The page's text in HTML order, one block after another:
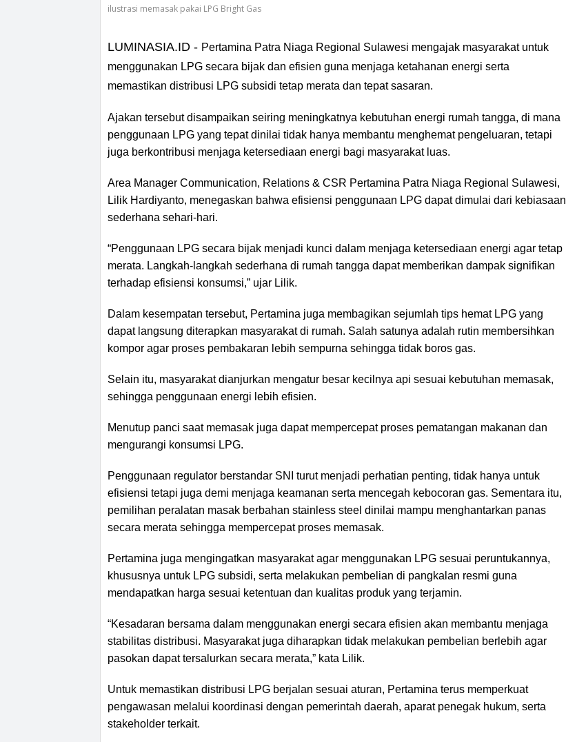
ilustrasi memasak pakai LPG Bright Gas
LUMINASIA.ID - Pertamina Patra Niaga Regional Sulawesi mengajak masyarakat untuk
menggunakan LPG secara bijak dan efisien guna menjaga ketahanan energi serta
memastikan distribusi LPG subsidi tetap merata dan tepat sasaran.
Ajakan tersebut disampaikan seiring meningkatnya kebutuhan energi rumah tangga, di mana
penggunaan LPG yang tepat dinilai tidak hanya membantu menghemat pengeluaran, tetapi
juga berkontribusi menjaga ketersediaan energi bagi masyarakat luas.
Area Manager Communication, Relations & CSR Pertamina Patra Niaga Regional Sulawesi,
Lilik Hardiyanto, menegaskan bahwa efisiensi penggunaan LPG dapat dimulai dari kebiasaan
sederhana sehari-hari.
“Penggunaan LPG secara bijak menjadi kunci dalam menjaga ketersediaan energi agar tetap
merata. Langkah-langkah sederhana di rumah tangga dapat memberikan dampak signifikan
terhadap efisiensi konsumsi,” ujar Lilik.
Dalam kesempatan tersebut, Pertamina juga membagikan sejumlah tips hemat LPG yang
dapat langsung diterapkan masyarakat di rumah. Salah satunya adalah rutin membersihkan
kompor agar proses pembakaran lebih sempurna sehingga tidak boros gas.
Selain itu, masyarakat dianjurkan mengatur besar kecilnya api sesuai kebutuhan memasak,
sehingga penggunaan energi lebih efisien.
Menutup panci saat memasak juga dapat mempercepat proses pematangan makanan dan
mengurangi konsumsi LPG.
Penggunaan regulator berstandar SNI turut menjadi perhatian penting, tidak hanya untuk
efisiensi tetapi juga demi menjaga keamanan serta mencegah kebocoran gas. Sementara itu,
pemilihan peralatan masak berbahan stainless steel dinilai mampu menghantarkan panas
secara merata sehingga mempercepat proses memasak.
Pertamina juga mengingatkan masyarakat agar menggunakan LPG sesuai peruntukannya,
khususnya untuk LPG subsidi, serta melakukan pembelian di pangkalan resmi guna
mendapatkan harga sesuai ketentuan dan kualitas produk yang terjamin.
“Kesadaran bersama dalam menggunakan energi secara efisien akan membantu menjaga
stabilitas distribusi. Masyarakat juga diharapkan tidak melakukan pembelian berlebih agar
pasokan dapat tersalurkan secara merata,” kata Lilik.
Untuk memastikan distribusi LPG berjalan sesuai aturan, Pertamina terus memperkuat
pengawasan melalui koordinasi dengan pemerintah daerah, aparat penegak hukum, serta
stakeholder terkait.